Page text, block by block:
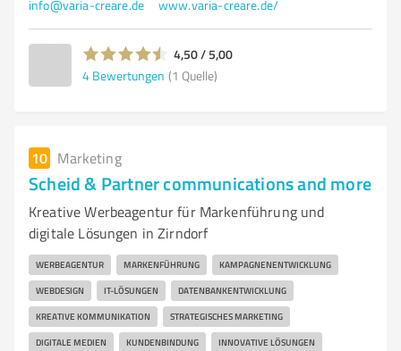
info@varia-creare.de www.varia-creare.de/
4,50 / 5,00
4 Bewertungen (1 Quelle)
10 Marketing
Scheid & Partner communications and more
Kreative Werbeagentur für Markenführung und
digitale Lösungen in Zirndorf
WERBEAGENTUR MARKENFÜHRUNG KAMPAGNENENTWICKLUNG
WEBDESIGN IT-LÖSUNGEN DATENBANKENTWICKLUNG
KREATIVE KOMMUNIKATION STRATEGISCHES MARKETING
DIGITALE MEDIEN KUNDENBINDUNG INNOVATIVE LÖSUNGEN